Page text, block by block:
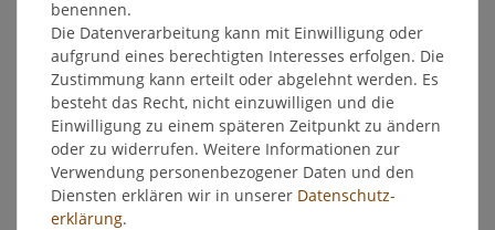
Beschreibung
Weitere Details
EU-Verantwortlicher
Hersteller
benennen.
Die Datenverarbeitung kann mit Einwilligung oder
aufgrund eines berechtigten Interesses erfolgen. Die
Zustimmung kann erteilt oder abgelehnt werden. Es
besteht das Recht, nicht einzuwilligen und die
Einwilligung zu einem späteren Zeitpunkt zu ändern
oder zu widerrufen. Weitere Informationen zur
Verwendung personenbezogener Daten und den
Diensten erklären wir in unserer Daten­schutz­
erklärung.